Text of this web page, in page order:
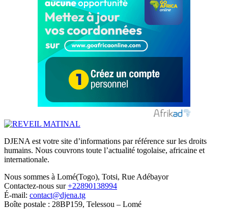
DJENA est votre site d’informations par référence sur les droits
humains. Nous couvrons toute l’actualité togolaise, africaine et
internationale.
Nous sommes à Lomé(Togo), Totsi, Rue Adébayor
Contactez-nous sur+22890138994
É-mail: contact@djena.tg
Boîte postale : 28BP159, Telessou – Lomé